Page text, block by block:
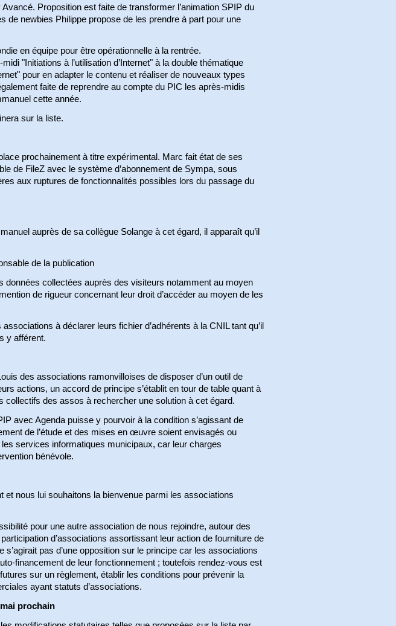
Proposition est faite de transformer l’animation SPIP du
de newbies Philippe propose de les prendre à part pour une
en équipe pour être opérationnelle à la rentrée.
"Initiations à l’utilisation d’Internet" à la double thématique
pour en adapter le contenu et réaliser de nouveaux types
faite de reprendre au compte du PIC les après-midis
cette année.
sur la liste.
prochainement à titre expérimental. Marc fait état de ses
de FileZ avec le système d’abonnement de Sympa, sous
aux ruptures de fonctionnalités possibles lors du passage du
auprès de sa collègue Solange à cet égard, il apparaît qu’il
de la publication
données collectées auprès des visiteurs notamment au moyen
de rigueur concernant leur droit d’accéder au moyen de les
à déclarer leurs fichier d’adhérents à la CNIL tant qu’il
y afférent.
des associations ramonvilloises de disposer d’un outil de
actions, un accord de principe s’établit en tour de table quant à
collectifs des assos à rechercher une solution à cet égard.
avec Agenda puisse y pourvoir à la condition s’agissant de
de l’étude et des mises en œuvre soient envisagés ou
services informatiques municipaux, car leur charges
bénévole.
et nous lui souhaitons la bienvenue parmi les associations
pour une autre association de nous rejoindre, autour des
d’associations assortissant leur action de fourniture de
pas d’une opposition sur le principe car les associations
financement de leur fonctionnement ; toutefois rendez-vous est
sur un règlement, établir les conditions pour prévenir la
ayant statuts d’associations.
prochain